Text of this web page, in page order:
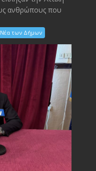
ανθρώπους που
Νέα των Δήμων